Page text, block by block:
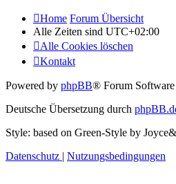
Home Forum Übersicht
Alle Zeiten sind UTC+02:00
Alle Cookies löschen
Kontakt
Powered by phpBB® Forum
Deutsche Übersetzung durch
Style: based on Green-Style by
Datenschutz | Nutzungsbedingungen